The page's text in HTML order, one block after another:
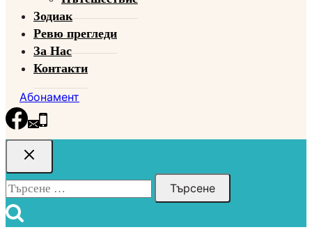
Зодиак
Ревю прегледи
За Нас
Контакти
Абонамент
Търсене
за: